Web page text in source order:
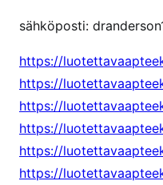
sähköposti:
https://
https://
https://
https://
https://
https://